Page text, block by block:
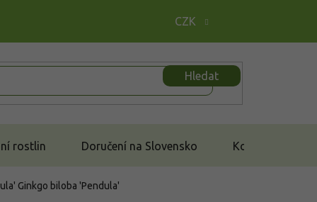
CZK
Hledat
rostlin Doručení na Slovensko Kontakt
Ginkgo biloba 'Pendula'